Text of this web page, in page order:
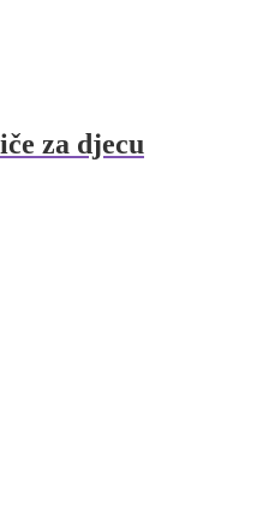
za djecu